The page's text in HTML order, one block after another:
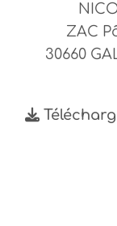
ZAC
30660